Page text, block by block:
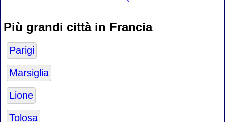
Più grandi città in Francia
Parigi
Marsiglia
Lione
Tolosa